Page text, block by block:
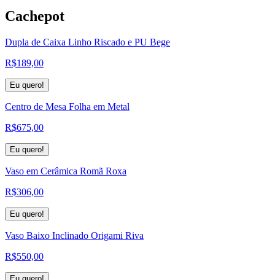
Cachepot
Dupla de Caixa Linho Riscado e PU Bege
R$189,00
Eu quero!
Centro de Mesa Folha em Metal
R$675,00
Eu quero!
Vaso em Cerâmica Romã Roxa
R$306,00
Eu quero!
Vaso Baixo Inclinado Origami Riva
R$550,00